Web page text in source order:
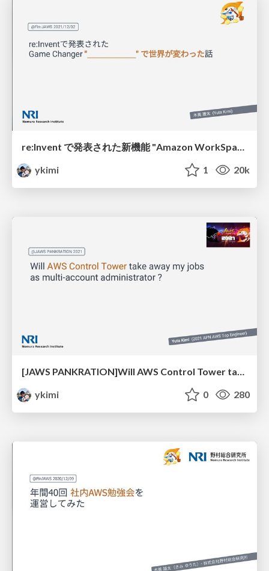
re:Invent で発表された新機能 "Amazon WorkSpaces Web" を使うと世界を変えられるか探ってみた話 @Fin-JAWS
ykimi
1 20k
ykimi
0 280